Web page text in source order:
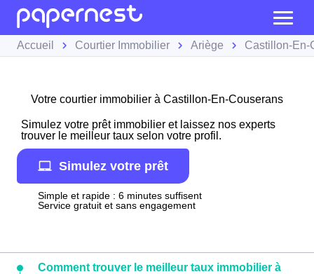
Accueil Courtier Immobilier Ariège Castillon-En-
Votre courtier immobilier à Castillon-En-Couserans
Simulez votre prêt immobilier et laissez nos experts
trouver le meilleur taux selon votre profil.
Simulez votre prêt
Simple et rapide : 6 minutes suffisent
Service gratuit et sans engagement
Comment trouver le meilleur taux immobilier à